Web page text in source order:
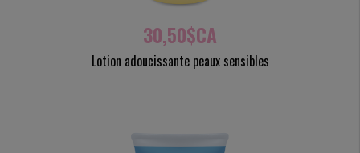
30,50$CA
Lotion adoucissante peaux sensibles